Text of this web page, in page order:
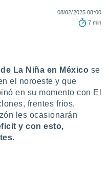
08/02/2025 08:00
7 min
La Niña en México se
el noroeste y que
en su momento con El
frentes fríos,
les ocasionarán
y con esto,